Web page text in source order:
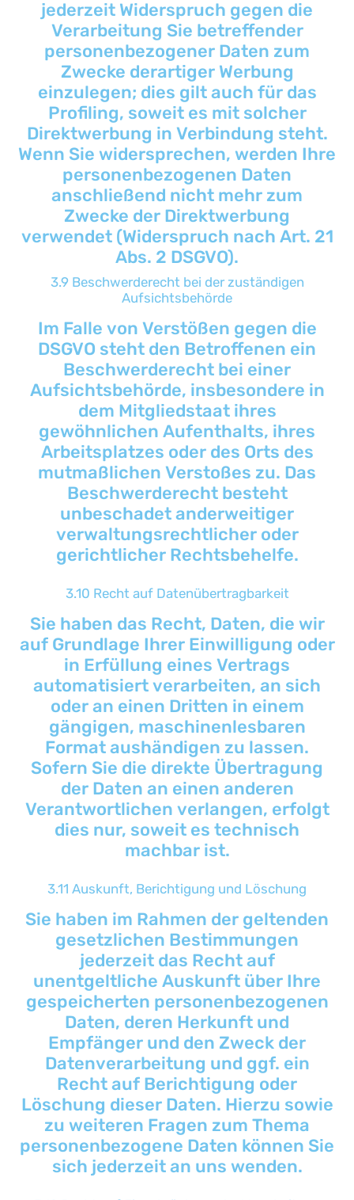
jederzeit Widerspruch gegen die
Verarbeitung Sie betreffender
personenbezogener Daten zum
Zwecke derartiger Werbung
einzulegen; dies gilt auch für das
Profiling, soweit es mit solcher
Direktwerbung in Verbindung steht.
Wenn Sie widersprechen, werden Ihre
personenbezogenen Daten
anschließend nicht mehr zum
Zwecke der Direktwerbung
verwendet (Widerspruch nach Art. 21
Abs. 2 DSGVO).
3.9 Beschwerderecht bei der zuständigen
Aufsichtsbehörde
Im Falle von Verstößen gegen die
DSGVO steht den Betroffenen ein
Beschwerderecht bei einer
Aufsichtsbehörde, insbesondere in
dem Mitgliedstaat ihres
gewöhnlichen Aufenthalts, ihres
Arbeitsplatzes oder des Orts des
mutmaßlichen Verstoßes zu. Das
Beschwerderecht besteht
unbeschadet anderweitiger
verwaltungsrechtlicher oder
gerichtlicher Rechtsbehelfe.
3.10 Recht auf Datenübertragbarkeit
Sie haben das Recht, Daten, die wir
auf Grundlage Ihrer Einwilligung oder
in Erfüllung eines Vertrags
automatisiert verarbeiten, an sich
oder an einen Dritten in einem
gängigen, maschinenlesbaren
Format aushändigen zu lassen.
Sofern Sie die direkte Übertragung
der Daten an einen anderen
Verantwortlichen verlangen, erfolgt
dies nur, soweit es technisch
machbar ist.
3.11 Auskunft, Berichtigung und Löschung
Sie haben im Rahmen der geltenden
gesetzlichen Bestimmungen
jederzeit das Recht auf
unentgeltliche Auskunft über Ihre
gespeicherten personenbezogenen
Daten, deren Herkunft und
Empfänger und den Zweck der
Datenverarbeitung und ggf. ein
Recht auf Berichtigung oder
Löschung dieser Daten. Hierzu sowie
zu weiteren Fragen zum Thema
personenbezogene Daten können Sie
sich jederzeit an uns wenden.